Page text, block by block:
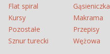
Flat spiral
Gąsieniczka
Kursy
Makrama
Pozostałe
Przepisy
Sznur turecki
Wężowa